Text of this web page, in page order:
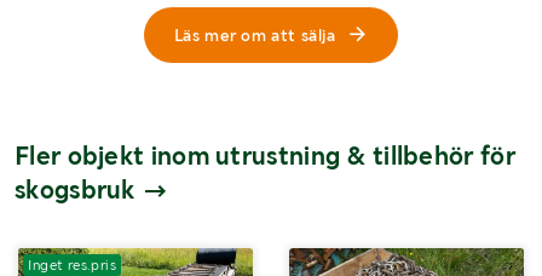
Läs mer om att sälja
Fler objekt inom utrustning & tillbehör för
skogsbruk
Inget res.pris